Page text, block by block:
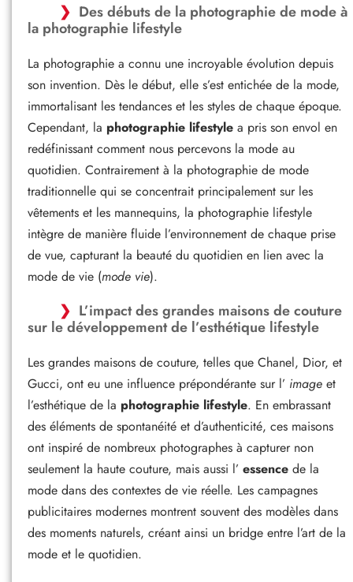
Des débuts de la photographie de mode à
la photographie lifestyle
La photographie a connu une incroyable évolution depuis
son invention. Dès le début, elle s’est entichée de la mode,
immortalisant les tendances et les styles de chaque époque.
Cependant, la photographie lifestyle a pris son envol en
redéfinissant comment nous percevons la mode au
quotidien. Contrairement à la photographie de mode
traditionnelle qui se concentrait principalement sur les
vêtements et les mannequins, la photographie lifestyle
intègre de manière fluide l’environnement de chaque prise
de vue, capturant la beauté du quotidien en lien avec la
mode de vie (mode vie).
L’impact des grandes maisons de couture
sur le développement de l’esthétique lifestyle
Les grandes maisons de couture, telles que Chanel, Dior, et
Gucci, ont eu une influence prépondérante sur l’ image et
l’esthétique de la photographie lifestyle. En embrassant
des éléments de spontanéité et d’authenticité, ces maisons
ont inspiré de nombreux photographes à capturer non
seulement la haute couture, mais aussi l’ essence de la
mode dans des contextes de vie réelle. Les campagnes
publicitaires modernes montrent souvent des modèles dans
des moments naturels, créant ainsi un bridge entre l’art de la
mode et le quotidien.